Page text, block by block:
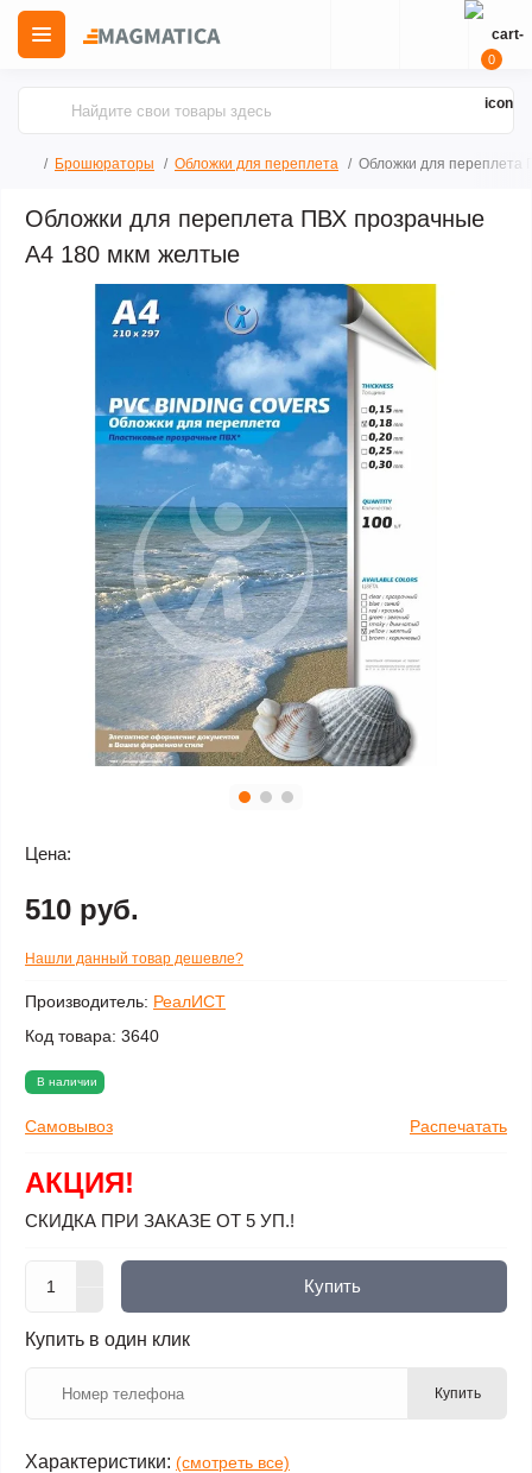
0
Брошюраторы Обложки для переплета Обложки для переплета
Обложки для переплета ПВХ прозрачные
А4 180 мкм желтые
Производитель: РеалИСТ
Код товара: 3640
В наличии
Самовывоз Распечатать
Цена:
510 руб.
Нашли данный товар дешевле?
АКЦИЯ!
СКИДКА ПРИ ЗАКАЗЕ ОТ 5 УП.!
Купить
Купить в один клик
Купить
Характеристики: (смотреть все)